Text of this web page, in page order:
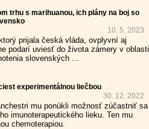
trhu s marihuanou, ich plány na boj so
10. 5. 2023
prijala česká vláda, ovplyvní aj
podarí uviesť do života zámery v oblasti
slovenských ...
experimentálnou liečbou
30. 12. 2022
mu ponúkli možnosť zúčastniť sa
imunoterapeutického lieku. Ten mu
chemoterapiou.